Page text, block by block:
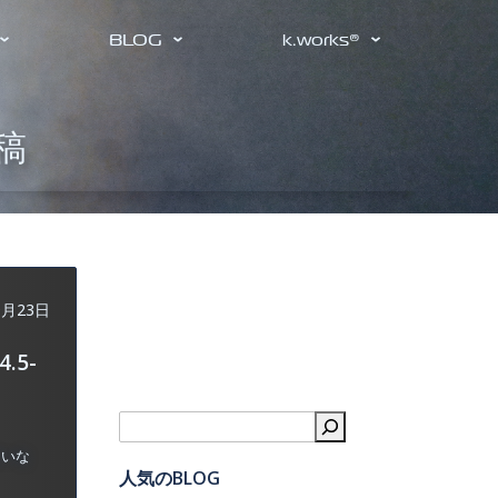
BLOG k.works®
23日
な
人気のBLOG